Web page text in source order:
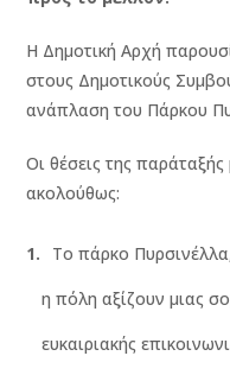
H Δημοτική Αρχή
στους Δημοτικούς
ανάπλαση του Πάρκου
Οι θέσεις της
ακολούθως:
Το πάρκο
η πόλη αξίζουν μιας
ευκαιριακής